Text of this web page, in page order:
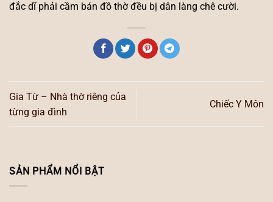
SẢN PHẨM NỔI BẬT
đắc dĩ phải cầm bán đồ thờ đều bị dân làng chê cười.
Gia Từ – Nhà thờ riêng của
từng gia đình
Chiếc Y Môn